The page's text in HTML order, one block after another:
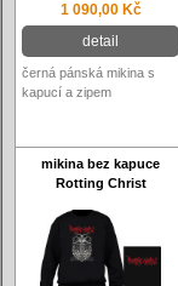
1 090,00 Kč
detail
černá pánská mikina s
kapucí a zipem
mikina bez kapuce
Rotting Christ